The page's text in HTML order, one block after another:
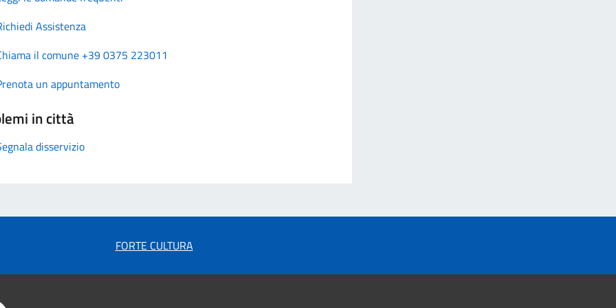
Assistenza
il comune +39 0375 223011
un appuntamento
in città
disservizio
FORTE CULTURA